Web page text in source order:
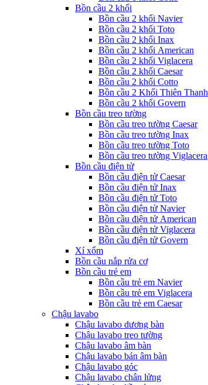
Bồn cầu 2 khối
Bồn cầu 2 khối Navier
Bồn cầu 2 khối Toto
Bồn cầu 2 khối Inax
Bồn cầu 2 khối American
Bồn cầu 2 khối Viglacera
Bồn cầu 2 khối Caesar
Bồn cầu 2 khối Cotto
Bồn cầu 2 Khối Thiên Thanh
Bồn cầu 2 khối Govern
Bồn cầu treo tường
Bồn cầu treo tường Caesar
Bồn cầu treo tường Inax
Bồn cầu treo tường Toto
Bồn cầu treo tường Viglacera
Bồn cầu điện tử
Bồn cầu điện tử Caesar
Bồn cầu điện tử Inax
Bồn cầu điện tử Toto
Bồn cầu điện tử Navier
Bồn cầu điện tử American
Bồn cầu điện tử Viglacera
Bồn cầu điện tử Govern
Xí xổm
Bồn cầu nắp rửa cơ
Bồn cầu trẻ em
Bồn cầu trẻ em Navier
Bồn cầu trẻ em Viglacera
Bồn cầu trẻ em Caesar
Chậu lavabo
Chậu lavabo dương bàn
Chậu lavabo treo tường
Chậu lavabo âm bàn
Chậu lavabo bán âm bàn
Chậu lavabo góc
Chậu lavabo chân lửng